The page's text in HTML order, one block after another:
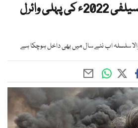
عدنان صدیقی کی سیلفی 2022ء کی پہلی وائرل